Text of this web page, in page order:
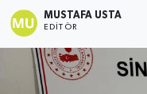
MUSTAFA USTA
EDITÖR